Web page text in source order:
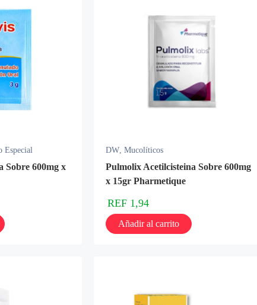
Especial
Sobre 600mg x
DW, Mucolíticos
Pulmolix Acetilcisteina Sobre 600mg
x 15gr Pharmetique
REF 1,94
Añadir al carrito